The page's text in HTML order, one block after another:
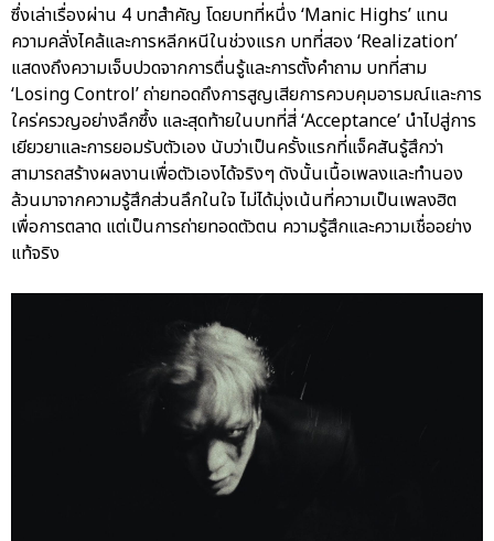
ซึ่งเล่าเรื่องผ่าน 4 บทสำคัญ โดยบทที่หนึ่ง ‘Manic Highs’ แทน
ความคลั่งไคล้และการหลีกหนีในช่วงแรก บทที่สอง ‘Realization’
แสดงถึงความเจ็บปวดจากการตื่นรู้และการตั้งคำถาม บทที่สาม
‘Losing Control’ ถ่ายทอดถึงการสูญเสียการควบคุมอารมณ์และการ
ใคร่ครวญอย่างลึกซึ้ง และสุดท้ายในบทที่สี่ ‘Acceptance’ นำไปสู่การ
เยียวยาและการยอมรับตัวเอง นับว่าเป็นครั้งแรกที่แจ็คสันรู้สึกว่า
สามารถสร้างผลงานเพื่อตัวเองได้จริงๆ ดังนั้นเนื้อเพลงและทำนอง
ล้วนมาจากความรู้สึกส่วนลึกในใจ ไม่ได้มุ่งเน้นที่ความเป็นเพลงฮิต
เพื่อการตลาด แต่เป็นการถ่ายทอดตัวตน ความรู้สึกและความเชื่ออย่าง
แท้จริง